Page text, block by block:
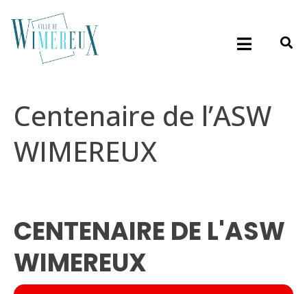
Centenaire de l’ASW
WIMEREUX
CENTENAIRE DE L'ASW
WIMEREUX